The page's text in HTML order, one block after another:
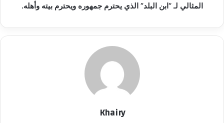
المثالي لـ “ابن البلد” الذي يحترم جمهوره ويحترم بيته وأهله.
Khairy